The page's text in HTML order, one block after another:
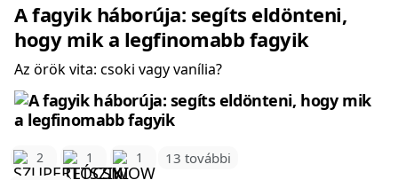
A fagyik háborúja: segíts eldönteni,
hogy mik a legfinomabb fagyik
Az örök vita: csoki vagy vanília?
2 1 1 13 további